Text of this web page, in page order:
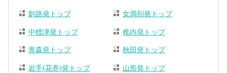
釧路発トップ 女満別発トップ
中標津発トップ 稚内発トップ
青森発トップ 秋田発トップ
岩手(花巻)発トップ 山形発トップ